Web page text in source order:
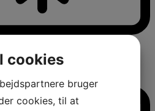
køle-/fryseskabe
køle-/fryseskabe
cookies
bruger
cookies, til at